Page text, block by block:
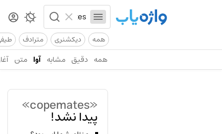
همه دیکشنری مترادف
همه دقیق مشابه آوا متن
«copemates»
پیدا نشد!